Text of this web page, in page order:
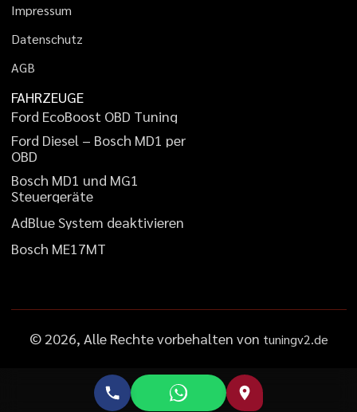
Impressum
Datenschutz
AGB
FAHRZEUGE
Ford EcoBoost OBD Tuning
Ford Diesel – Bosch MD1 per
OBD
Bosch MD1 und MG1
Steuergeräte
AdBlueSystem deaktivieren
Bosch ME17MT
© 2026, Alle Rechte vorbehalten von tuningv2.de